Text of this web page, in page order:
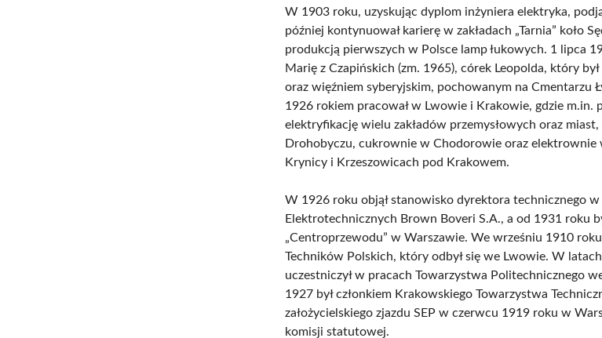
W 1903 roku, uzyskując dyplom inżyniera elektryka,
później kontynuował karierę w zakładach „Tarnia” koło
produkcją pierwszych w Polsce lamp łukowych. 1 lipca
Marię z Czapińskich (zm. 1965), córek Leopolda, który
oraz więźniem syberyjskim, pochowanym na Cmentarzu
1926 rokiem pracował w Lwowie i Krakowie, gdzie m.in.
elektryfikację wielu zakładów przemysłowych oraz
Drohobyczu, cukrownie w Chodorowie oraz elektrownie
Krynicy i Krzeszowicach pod Krakowem.
W 1926 roku objął stanowisko dyrektora technicznego w
Elektrotechnicznych Brown Boveri S.A., a od 1931 roku
„Centroprzewodu” w Warszawie. We wrześniu 1910 roku
Techników Polskich, który odbył się we Lwowie. W
uczestniczył w pracach Towarzystwa Politechnicznego
1927 był członkiem Krakowskiego Towarzystwa
założycielskiego zjazdu SEP w czerwcu 1919 roku w
komisji statutowej.